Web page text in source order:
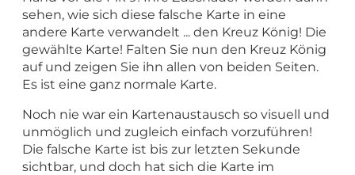
sehen, wie sich diese falsche Karte in eine
andere Karte verwandelt ... den Kreuz König! Die
gewählte Karte! Falten Sie nun den Kreuz König
auf und zeigen Sie ihn allen von beiden Seiten.
Es ist eine ganz normale Karte.
Noch nie war ein Kartenaustausch so visuell und
unmöglich und zugleich einfach vorzuführen!
Die falsche Karte ist bis zur letzten Sekunde
sichtbar, und doch hat sich die Karte im